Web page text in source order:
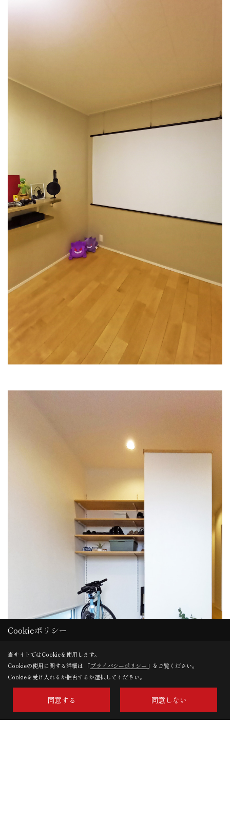
Cookieポリシー
当サイトではCookieを使用します。
Cookieの使用に関する詳細は 「プライバシーポリシー 」をご覧ください。
Cookieを受け入れるか拒否するか選択してください。
同意する 同意しない